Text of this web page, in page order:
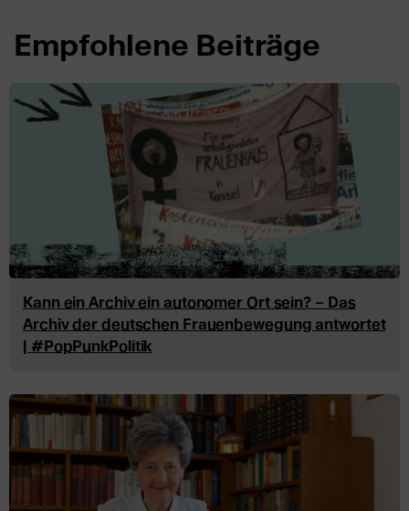
Empfohlene Beiträge
Kann ein Archiv ein autonomer Ort sein? – Das
Archiv der deutschen Frauenbewegung antwortet
| #PopPunkPolitik